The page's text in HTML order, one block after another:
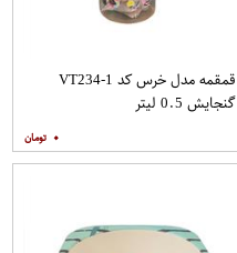
قمقمه مدل خرس کد VT234-1
گنجایش 0.5 لیتر
۰